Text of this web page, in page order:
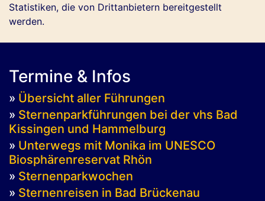
Statistiken, die von Drittanbietern bereitgestellt
werden.
Termine & Infos
» Übersicht aller Führungen
» Sternenparkführungen bei der vhs Bad
Kissingen und Hammelburg
» Unterwegs mit Monika im UNESCO
Biosphärenreservat Rhön
» Sternenparkwochen
» Sternenreisen in Bad Brückenau